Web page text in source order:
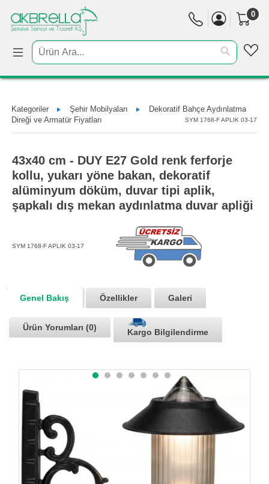
0
Kategoriler Şehir Mobilyaları
Dekoratif Bahçe Aydınlatma
Direği ve Armatür Fiyatları
SYM 1768-F APLIK 03-17
43x40 cm - DUY E27 Gold renk ferforje
kollu, yukarı yöne bakan, dekoratif
alüminyum döküm, duvar tipi aplik,
şapkalı dış mekan aydınlatma duvar apliği
SYM 1768-F APLIK 03-17
Genel Bakış Özellikler Galeri
Ürün Yorumları (0)
Kargo Bilgilendirme